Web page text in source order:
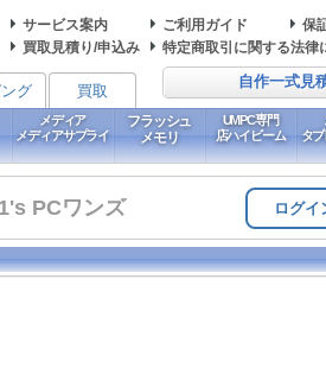
サービス案内 ご利用ガイド 保
買取見積り/申込み 特定商取引に関する法律
自作一式見
グ 買取
メディア
メディアサプライ
フラッシュ
メモリ
UMPC専門
店ハイビーム
タ
PCワンズ ログイ